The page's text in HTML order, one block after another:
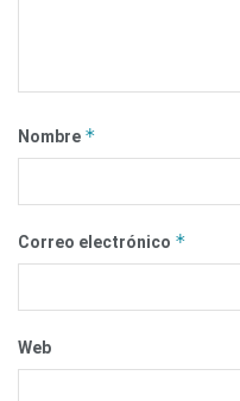
Nombre *
Correo electrónico *
Web